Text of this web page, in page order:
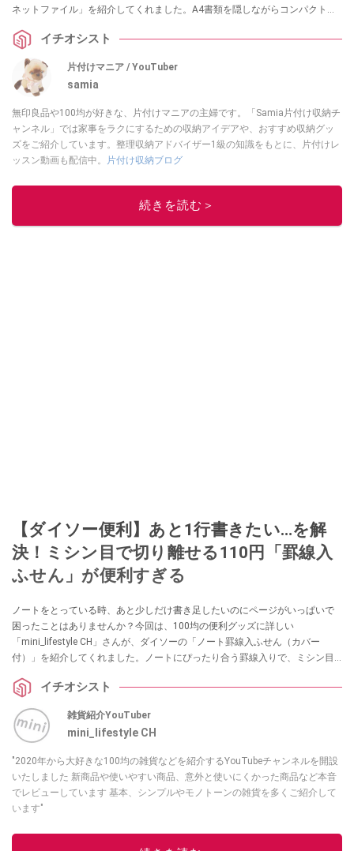
ネットファイル」を紹介してくれました。A4書類を隠しながらコンパクトに
なくしたい方は必見の神アイテムです。
イチオシスト
片付けマニア / YouTuber
samia
無印良品や100均が好きな、片付けマニアの主婦です。「Samia片付け収納チ
ャンネル」では家事をラクにするための収納アイデアや、おすすめ収納グッ
ズをご紹介しています。整理収納アドバイザー1級の知識をもとに、片付けレ
ッスン動画も配信中。
片付け収納ブログ
このイチオシストの他の記事を読む
続きを読む＞
【ダイソー便利】あと1行書きたい…を解
決！ミシン目で切り離せる110円「罫線入
ふせん」が便利すぎる
ノートをとっている時、あと少しだけ書き足したいのにページがいっぱいで
困ったことはありませんか？今回は、100均の便利グッズに詳しい
「mini_lifestyle CH」さんが、ダイソーの「ノート罫線入ふせん（カバー
付）」を紹介してくれました。ノートにぴったり合う罫線入りで、ミシン目
にまとめたい方は必見です！
イチオシスト
雑貨紹介YouTuber
mini_lifestyle CH
"2020年から大好きな100均の雑貨などを紹介するYouTubeチャンネルを開設
いたしました 新商品や使いやすい商品、意外と使いにくかった商品など本音
でレビューしています 基本、シンプルやモノトーンの雑貨を多くご紹介して
います"
このイチオシストの他の記事を読む